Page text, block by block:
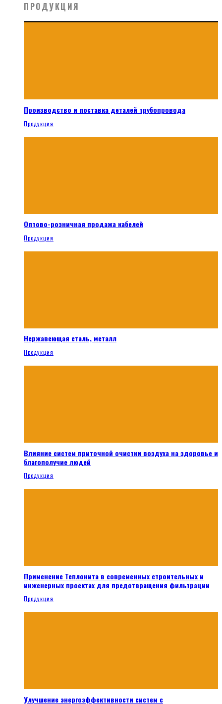
ПРОДУКЦИЯ
Производство и поставка деталей трубопровода
Продукция
Оптово-розничная продажа кабелей
Продукция
Нержавеющая сталь, металл
Продукция
Влияние систем приточной очистки воздуха на здоровье и
благополучие людей
Продукция
Применение Теплонита в современных строительных и
инженерных проектах для предотвращения фильтрации
Продукция
Улучшение энергоэффективности систем с